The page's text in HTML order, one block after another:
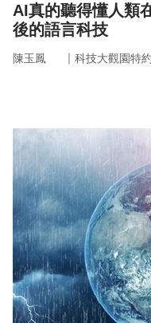
AI真的聽得懂人類
後的語言科技
陳玉鳳 ｜ 科技大觀園特